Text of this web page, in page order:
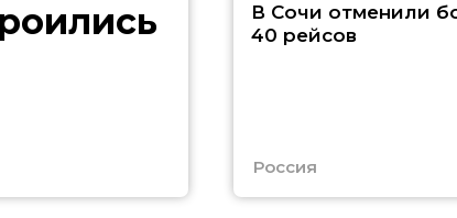
В Сочи отменили
40 рейсов
Россия